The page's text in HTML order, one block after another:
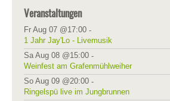
Veranstaltungen
Fr Aug 07 @17:00 -
1 Jahr Jay'Lo - Livemusik
Sa Aug 08 @15:00 -
Weinfest am Grafenmühlweiher
So Aug 09 @20:00 -
Ringelspü live im Jungbrunnen